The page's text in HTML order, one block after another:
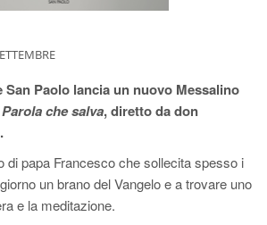
Paolo lancia un nuovo Messalino
che salva, diretto da don
di papa Francesco che sollecita spesso i
un brano del Vangelo e a trovare uno
e la meditazione.